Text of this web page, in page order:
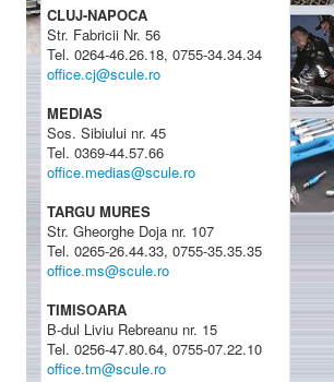
CLUJ-NAPOCA
Str. Fabricii Nr. 56
Tel. 0264-46.26.18, 0755-34.34.34
office.cj@scule.ro
MEDIAS
Sos. Sibiului nr. 45
Tel. 0369-44.57.66
office.medias@scule.ro
TARGU MURES
Str. Gheorghe Doja nr. 107
Tel. 0265-26.44.33, 0755-35.35.35
office.ms@scule.ro
TIMISOARA
B-dul Liviu Rebreanu nr. 15
Tel. 0256-47.80.64, 0755-07.22.10
office.tm@scule.ro